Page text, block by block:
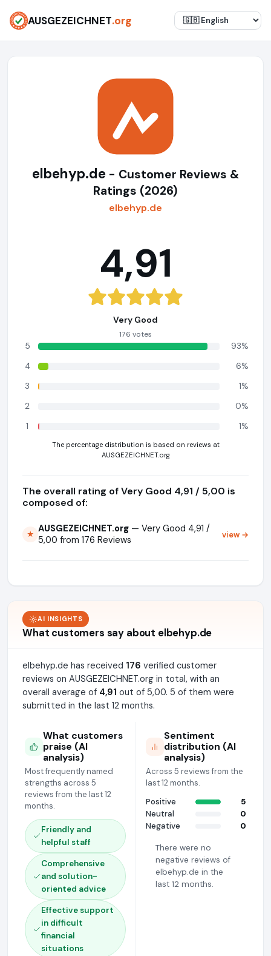
AUSGEZEICHNET.org
elbehyp.de - Customer Reviews &
Ratings (2026)
elbehyp.de
4,91
Very Good
176 votes
5
93%
4
6%
3
1%
2
0%
1
1%
The percentage distribution is based on reviews at
AUSGEZEICHNET.org
The overall rating of Very Good 4,91 / 5,00 is
composed of:
★ AUSGEZEICHNET.org — Very Good 4,91 /
5,00 from 176 Reviews
view →
AI INSIGHTS
What customers say about elbehyp.de
elbehyp.de has received 176 verified customer
reviews on AUSGEZEICHNET.org in total, with an
overall average of 4,91 out of 5,00. 5 of them were
submitted in the last 12 months.
What customers
praise (AI
analysis)
Most frequently named
strengths across 5
reviews from the last 12
months.
Friendly and
helpful staff
Comprehensive
and solution-
oriented advice
Effective support
in difficult
financial
situations
Sentiment
distribution (AI
analysis)
Across 5 reviews from the
last 12 months.
Positive
5
Neutral
0
Negative
0
There were no
negative reviews of
elbehyp.de in the
last 12 months.